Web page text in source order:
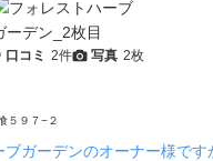
口コミ 2件 写真 2枚
５９７−２
ブガーデンのオーナー様です